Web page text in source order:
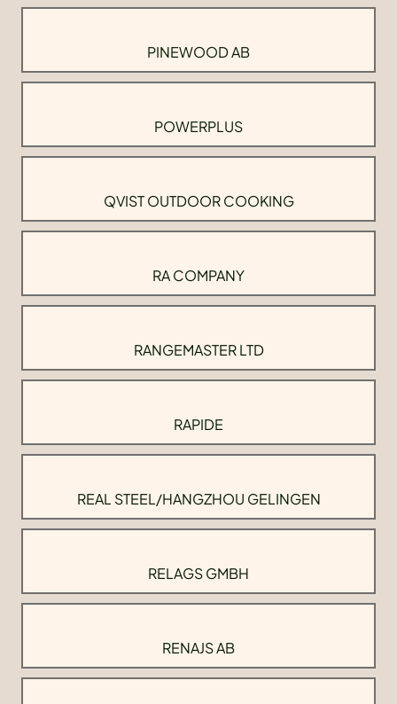
PINEWOOD AB
POWERPLUS
QVIST OUTDOOR COOKING
RA COMPANY
RANGEMASTER LTD
RAPIDE
REAL STEEL/HANGZHOU GELINGEN
RELAGS GMBH
RENAJS AB